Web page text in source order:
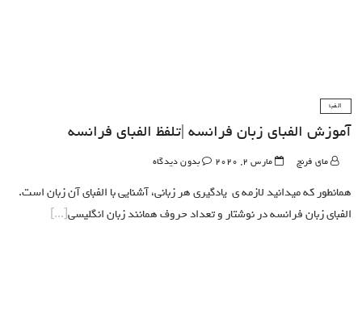
الفبا
آموزش الفبای زبان فرانسه |تلفظ الفبای فرانسه
مای فرنچ مارس 2, 2020 بدون دیدگاه
همانطور که میدانید لازمه ی یادگیری هر زبانی، آشنایی با الفبای آن زبان است.
الفبای زبان فرانسه در نوشتار و تعداد حروف همانند زبان انگلیسی